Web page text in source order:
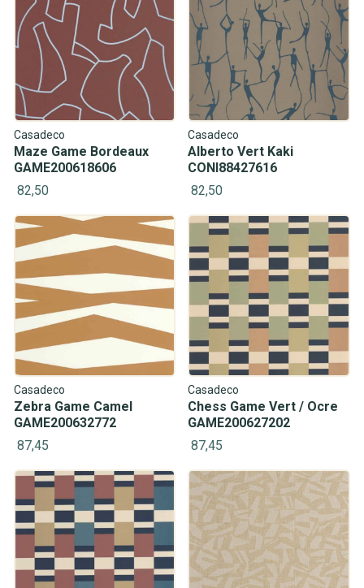
Casadeco
Maze Game Bordeaux
GAME200618606
82,50
Casadeco
Alberto Vert Kaki
CONI88427616
82,50
Casadeco
Zebra Game Camel
GAME200632772
87,45
Casadeco
Chess Game Vert / Ocre
GAME200627202
87,45